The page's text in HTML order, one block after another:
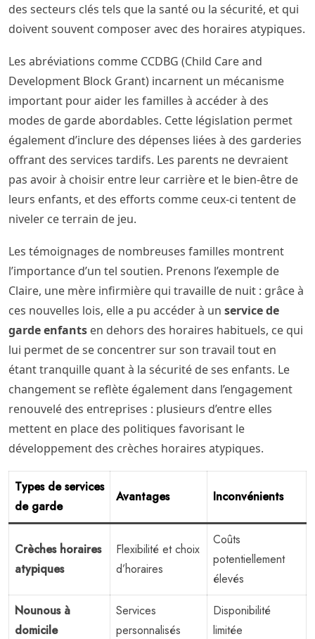
des secteurs clés tels que la santé ou la sécurité, et qui
doivent souvent composer avec des horaires atypiques.
Les abréviations comme CCDBG (Child Care and
Development Block Grant) incarnent un mécanisme
important pour aider les familles à accéder à des
modes de garde abordables. Cette législation permet
également d’inclure des dépenses liées à des garderies
offrant des services tardifs. Les parents ne devraient
pas avoir à choisir entre leur carrière et le bien-être de
leurs enfants, et des efforts comme ceux-ci tentent de
niveler ce terrain de jeu.
Les témoignages de nombreuses familles montrent
l’importance d’un tel soutien. Prenons l’exemple de
Claire, une mère infirmière qui travaille de nuit : grâce à
ces nouvelles lois, elle a pu accéder à un service de
garde enfants en dehors des horaires habituels, ce qui
lui permet de se concentrer sur son travail tout en
étant tranquille quant à la sécurité de ses enfants. Le
changement se reflète également dans l’engagement
renouvelé des entreprises : plusieurs d’entre elles
mettent en place des politiques favorisant le
développement des crèches horaires atypiques.
Types de services
de garde
Avantages Inconvénients
Crèches horaires
atypiques
Flexibilité et choix
d’horaires
Coûts
potentiellement
élevés
Nounous à
domicile
Services
personnalisés
Disponibilité
limitée